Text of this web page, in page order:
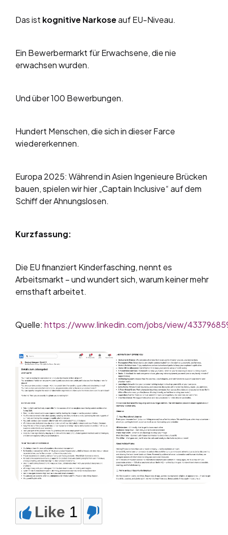
Das ist kognitive Narkoseauf EU-Niveau.
Ein Bewerbermarkt für Erwachsene, die nie
erwachsen wurden.
Und über 100 Bewerbungen.
Hundert Menschen, die sich in dieser Farce
wiedererkennen.
Europa 2025: Während in Asien Ingenieure Brücken
bauen, spielen wir hier „Captain Inclusive“ auf dem
Schiff der Ahnungslosen.
Kurzfassung:
Die EU finanziert Kinderfasching, nennt es
Arbeitsmarkt – und wundert sich, warum keiner mehr
ernsthaft arbeitet.
Quelle: https://www.linkedin.com/jobs/view/
Like 1